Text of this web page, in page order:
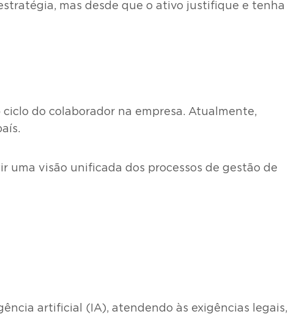
mas desde que o ativo justifique e tenha
do colaborador na empresa. Atualmente,
visão unificada dos processos de gestão de
artificial (IA), atendendo às exigências legais,